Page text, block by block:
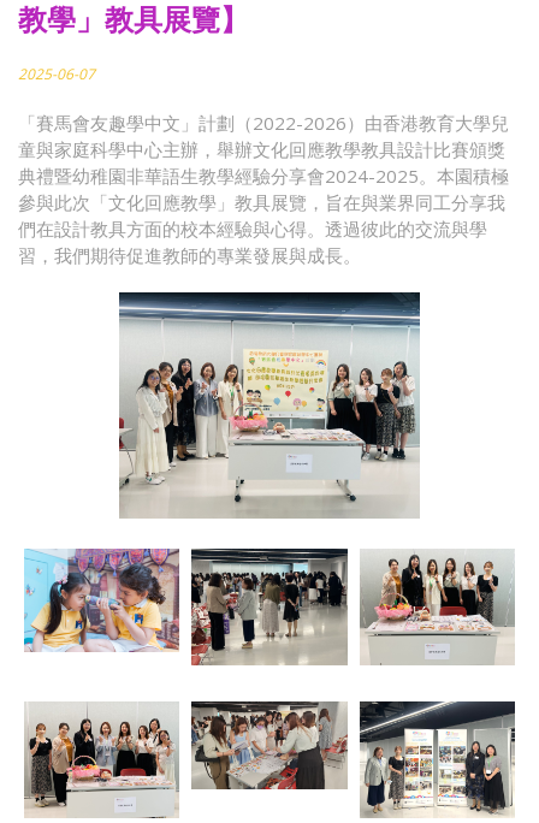
教學」教具展覽】
2025-06-07
「賽馬會友趣學中文」計劃（2022-2026）由香港教育大學兒
童與家庭科學中心主辦，舉辦文化回應教學教具設計比賽頒獎
典禮暨幼稚園非華語生教學經驗分享會2024-2025。本園積極
參與此次「文化回應教學」教具展覽，旨在與業界同工分享我
們在設計教具方面的校本經驗與心得。透過彼此的交流與學
習，我們期待促進教師的專業發展與成長。